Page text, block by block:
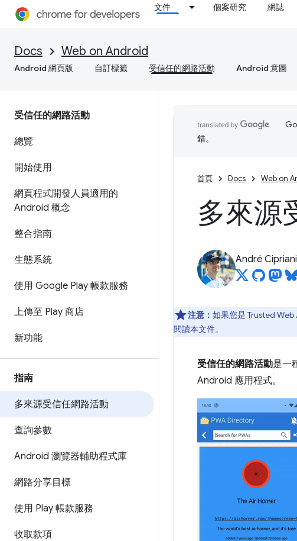
文件 個案研究 網誌
Docs Web on Android
Android 網頁版 自訂標籤 受信任的網路活動 Android 意圖
受信任的網路活動
總覽
開始使用
網頁程式開發人員適用的
Android 概念
整合指南
生態系統
使用 Google Play 帳款服務
上傳至 Play 商店
新功能
指南
多來源受信任網路活動
查詢參數
Android 瀏覽器輔助程式庫
網路分享目標
使用 Play 帳款服務
收取款項
錯。
首頁 Docs Web on
多來源
André
注意： 如果您是 Trusted
閱讀本文件。
受信任的網路活動是一
Android 應用程式。